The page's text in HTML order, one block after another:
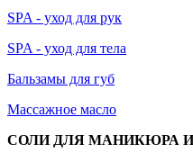
SPA - уход для рук
SPA - уход для тела
Бальзамы для губ
Массажное масло
СОЛИ ДЛЯ МАНИКЮРА